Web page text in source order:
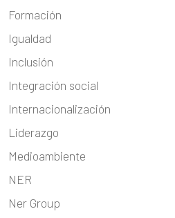
Formación
Igualdad
Inclusión
Integración social
Internacionalización
Liderazgo
Medioambiente
NER
Ner Group